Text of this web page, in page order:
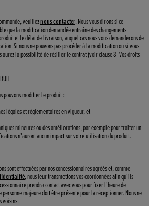
veuilleznous contacter. Nous vous dirons si ce
que la modification demandée entraîne des changements
et le délai de livraison, auquel cas nous vous demanderons de
Si nous ne pouvons pas procéder à la modification ou si vous
aurez la possibilité de résilier le contrat (voir clause 8 - Vos droits
pouvons modifier le produit :
légales et réglementaires en vigueur, et
mineures ou des améliorations, par exemple pour traiter un
n'auront aucun impact sur votre utilisation du produit.
sont effectuées par nos concessionnaires agréés et, comme
, nous leur transmettons vos coordonnées afin qu'ils
prendra contact avec vous pour fixer l'heure de
majeure doit être présente pour la réceptionner. Nous ne
voisins.